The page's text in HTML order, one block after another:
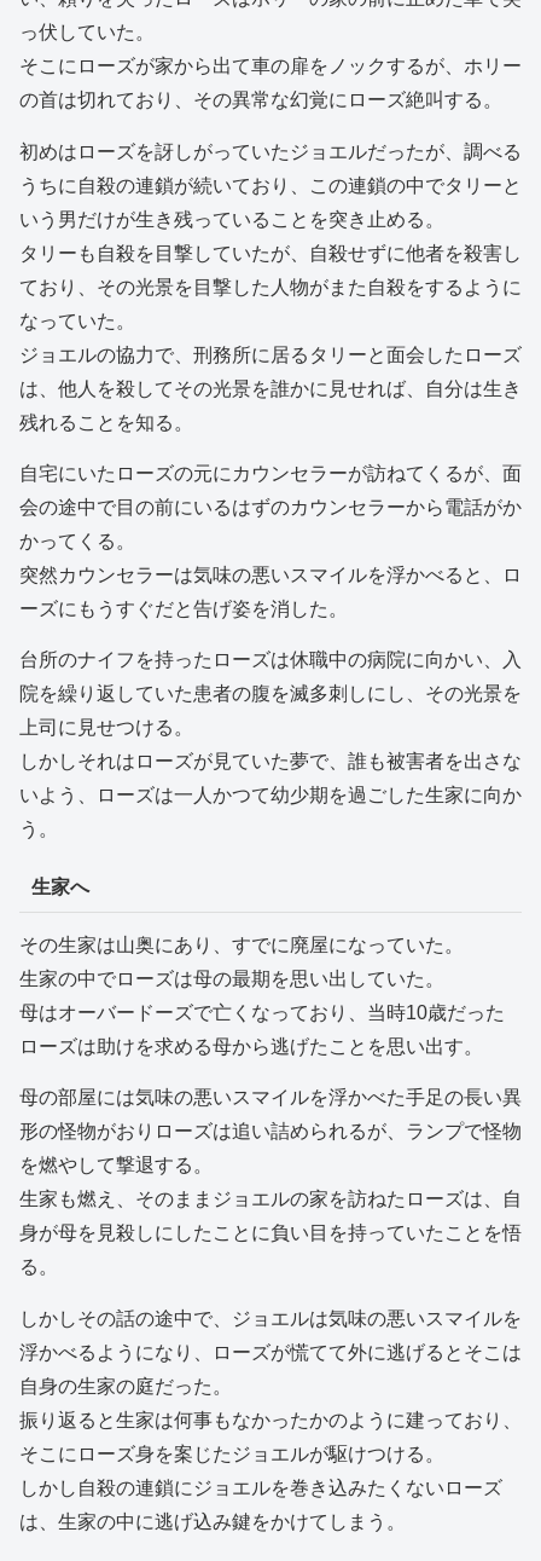
っ伏していた。
そこにローズが家から出て車の扉をノックするが、ホリー
の首は切れており、その異常な幻覚にローズ絶叫する。
初めはローズを訝しがっていたジョエルだったが、調べる
うちに自殺の連鎖が続いており、この連鎖の中でタリーと
いう男だけが生き残っていることを突き止める。
タリーも自殺を目撃していたが、自殺せずに他者を殺害し
ており、その光景を目撃した人物がまた自殺をするように
なっていた。
ジョエルの協力で、刑務所に居るタリーと面会したローズ
は、他人を殺してその光景を誰かに見せれば、自分は生き
残れることを知る。
自宅にいたローズの元にカウンセラーが訪ねてくるが、面
会の途中で目の前にいるはずのカウンセラーから電話がか
かってくる。
突然カウンセラーは気味の悪いスマイルを浮かべると、ロ
ーズにもうすぐだと告げ姿を消した。
台所のナイフを持ったローズは休職中の病院に向かい、入
院を繰り返していた患者の腹を滅多刺しにし、その光景を
上司に見せつける。
しかしそれはローズが見ていた夢で、誰も被害者を出さな
いよう、ローズは一人かつて幼少期を過ごした生家に向か
う。
生家へ
その生家は山奥にあり、すでに廃屋になっていた。
生家の中でローズは母の最期を思い出していた。
母はオーバードーズで亡くなっており、当時10歳だった
ローズは助けを求める母から逃げたことを思い出す。
母の部屋には気味の悪いスマイルを浮かべた手足の長い異
形の怪物がおりローズは追い詰められるが、ランプで怪物
を燃やして撃退する。
生家も燃え、そのままジョエルの家を訪ねたローズは、自
身が母を見殺しにしたことに負い目を持っていたことを悟
る。
しかしその話の途中で、ジョエルは気味の悪いスマイルを
浮かべるようになり、ローズが慌てて外に逃げるとそこは
自身の生家の庭だった。
振り返ると生家は何事もなかったかのように建っており、
そこにローズ身を案じたジョエルが駆けつける。
しかし自殺の連鎖にジョエルを巻き込みたくないローズ
は、生家の中に逃げ込み鍵をかけてしまう。